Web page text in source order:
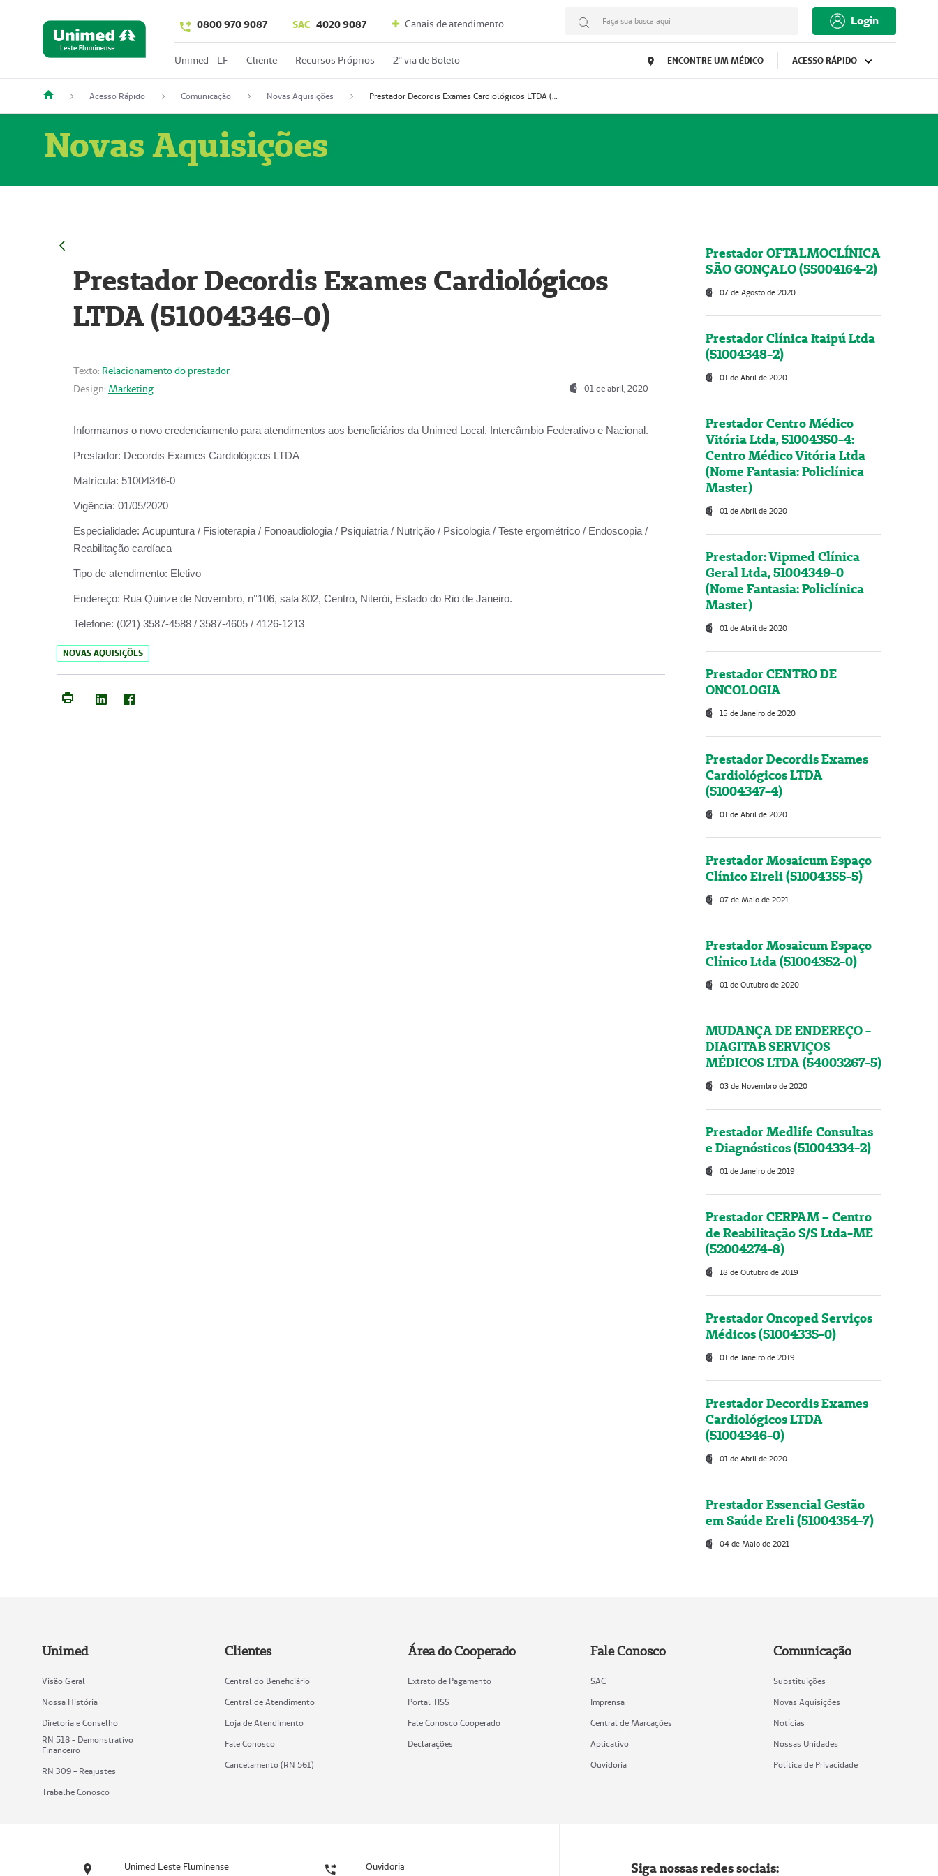
0800 970 9087 SAC 4020 9087 Canais de atendimento Faça sua busca aqui Login
Unimed - LF Cliente Recursos Próprios 2º via de Boleto ENCONTRE UM MÉDICO ACESSO RÁPIDO
Acesso Rápido Comunicação Novas Aquisições Prestador Decordis Exames Cardiológicos LTDA (51004346-0)
Novas Aquisições
Prestador Decordis Exames Cardiológicos
LTDA (51004346-0)
Texto: Relacionamento do prestador
Design: Marketing 01 de abril, 2020
Informamos o novo credenciamento para atendimentos aos beneficiários da Unimed Local, Intercâmbio Federativo e Nacional.
Prestador: Decordis Exames Cardiológicos LTDA
Matrícula: 51004346-0
Vigência: 01/05/2020
Especialidade: Acupuntura / Fisioterapia / Fonoaudiologia / Psiquiatria / Nutrição / Psicologia / Teste ergométrico / Endoscopia /
Reabilitação cardíaca
Tipo de atendimento: Eletivo
Endereço: Rua Quinze de Novembro, n°106, sala 802, Centro, Niterói, Estado do Rio de Janeiro.
Telefone: (021) 3587-4588 / 3587-4605 / 4126-1213
NOVAS AQUISIÇÕES
Prestador OFTALMOCLÍNICA
SÃO GONÇALO (55004164-2)
07 de Agosto de 2020
Prestador Clínica Itaipú Ltda
(51004348-2)
01 de Abril de 2020
Prestador Centro Médico
Vitória Ltda, 51004350-4:
Centro Médico Vitória Ltda
(Nome Fantasia: Policlínica
Master)
01 de Abril de 2020
Prestador: Vipmed Clínica
Geral Ltda, 51004349-0
(Nome Fantasia: Policlínica
Master)
01 de Abril de 2020
Prestador CENTRO DE
ONCOLOGIA
15 de Janeiro de 2020
Prestador Decordis Exames
Cardiológicos LTDA
(51004347-4)
01 de Abril de 2020
Prestador Mosaicum Espaço
Clínico Eireli (51004355-5)
07 de Maio de 2021
Prestador Mosaicum Espaço
Clínico Ltda (51004352-0)
01 de Outubro de 2020
MUDANÇA DE ENDEREÇO -
DIAGITAB SERVIÇOS
MÉDICOS LTDA (54003267-5)
03 de Novembro de 2020
Prestador Medlife Consultas
e Diagnósticos (51004334-2)
01 de Janeiro de 2019
Prestador CERPAM – Centro
de Reabilitação S/S Ltda-ME
(52004274-8)
18 de Outubro de 2019
Prestador Oncoped Serviços
Médicos (51004335-0)
01 de Janeiro de 2019
Prestador Decordis Exames
Cardiológicos LTDA
(51004346-0)
01 de Abril de 2020
Prestador Essencial Gestão
em Saúde Ereli (51004354-7)
04 de Maio de 2021
Unimed
Visão Geral
Nossa História
Diretoria e Conselho
RN 518 - Demonstrativo
Financeiro
RN 309 - Reajustes
Trabalhe Conosco
Clientes
Central do Beneficiário
Central de Atendimento
Loja de Atendimento
Fale Conosco
Cancelamento (RN 561)
Área do Cooperado
Extrato de Pagamento
Portal TISS
Fale Conosco Cooperado
Declarações
Fale Conosco
SAC
Imprensa
Central de Marcações
Aplicativo
Ouvidoria
Comunicação
Substituições
Novas Aquisições
Notícias
Nossas Unidades
Política de Privacidade
Unimed Leste Fluminense Ouvidoria Siga nossas redes sociais: